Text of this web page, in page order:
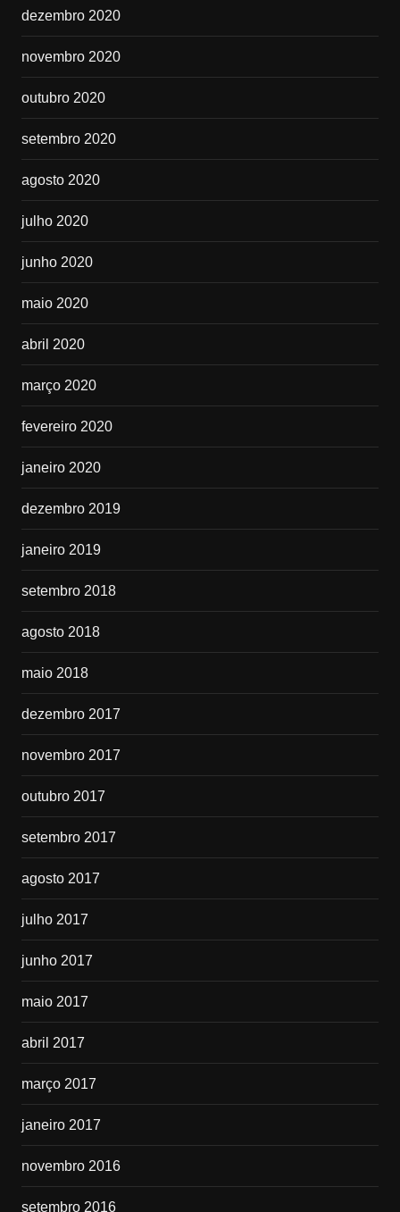
dezembro 2020
novembro 2020
outubro 2020
setembro 2020
agosto 2020
julho 2020
junho 2020
maio 2020
abril 2020
março 2020
fevereiro 2020
janeiro 2020
dezembro 2019
janeiro 2019
setembro 2018
agosto 2018
maio 2018
dezembro 2017
novembro 2017
outubro 2017
setembro 2017
agosto 2017
julho 2017
junho 2017
maio 2017
abril 2017
março 2017
janeiro 2017
novembro 2016
setembro 2016